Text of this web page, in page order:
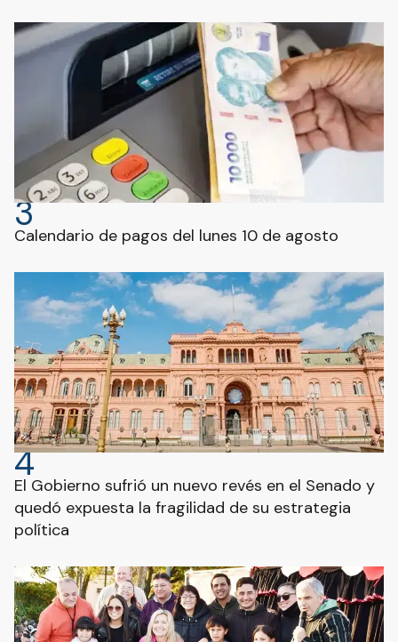
3
Calendario de pagos del lunes 10 de agosto
4
El Gobierno sufrió un nuevo revés en el Senado y
quedó expuesta la fragilidad de su estrategia
política